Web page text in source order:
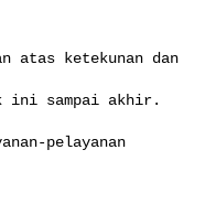
atas ketekunan dan
ini sampai akhir.
pelayanan